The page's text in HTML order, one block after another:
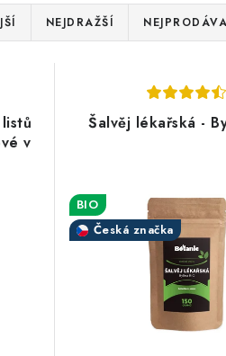
NEJDRAŽŠÍ
v
Šalvěj lékařská -
BIO
Česká značka